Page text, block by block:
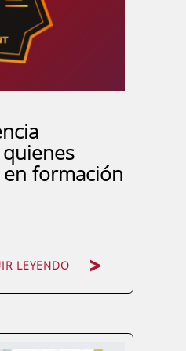
innovación...
formación
LEYENDO